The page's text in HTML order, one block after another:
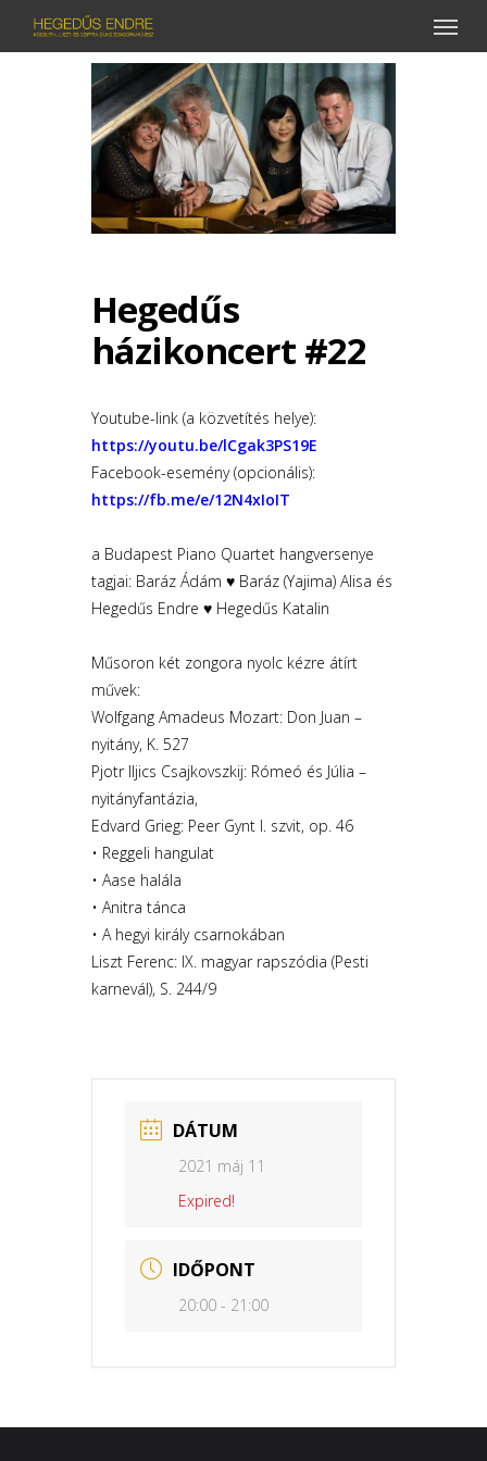
to
Menu
Hegedűs
házikoncert #22
Youtube-link (a közvetítés helye):
https://youtu.be/lCgak3PS19E
Facebook-esemény (opcionális):
https://fb.me/e/12N4xIoIT
a Budapest Piano Quartet hangversenye
tagjai: Baráz Ádám ♥ Baráz (Yajima) Alisa és
Hegedűs Endre ♥ Hegedűs Katalin
Műsoron két zongora nyolc kézre átírt
művek:
Wolfgang Amadeus Mozart: Don Juan –
nyitány, K. 527
Pjotr Iljics Csajkovszkij: Rómeó és Júlia –
nyitányfantázia,
Edvard Grieg: Peer Gynt I. szvit, op. 46
• Reggeli hangulat
• Aase halála
• Anitra tánca
• A hegyi király csarnokában
Liszt Ferenc: IX. magyar rapszódia (Pesti
karnevál), S. 244/9
DÁTUM
2021 máj 11
Expired!
IDŐPONT
20:00 - 21:00